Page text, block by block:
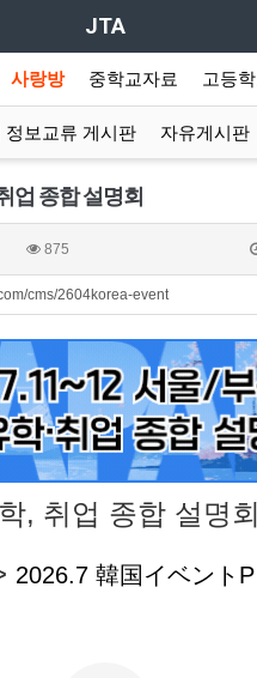
JTA
사랑방 중학교자료 고등
정보교류 게시판 자유게시판
업 종합 설명회
875
cms/2604korea-event
, 취업 종합 설명회
2026.7 韓国イベント